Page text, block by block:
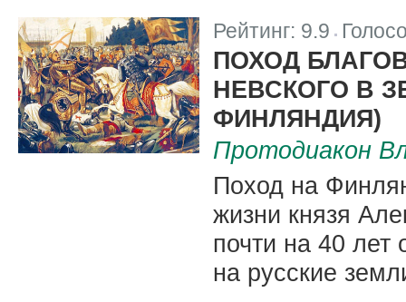
Рейтинг: 9.9
ПОХОД
НЕВСКОГО В
ФИНЛЯНДИЯ)
Протодиакон
Поход на
жизни князя
почти на 40 лет
на русские